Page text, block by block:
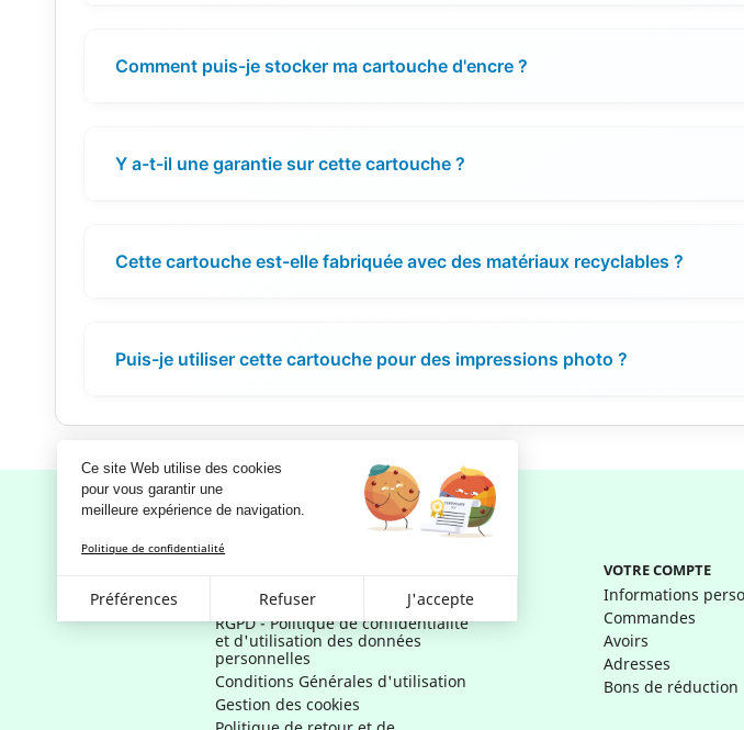
Ce site Web utilise des cookies
pour vous garantir une
meilleure expérience de navigation.
Politique de confidentialité
Préférences Refuser J'accepte
Comment puis-je stocker ma cartouche d'encre ?
Y a-t-il une garantie sur cette cartouche ?
Cette cartouche est-elle fabriquée avec des matériaux recyclables ?
Puis-je utiliser cette cartouche pour des impressions photo ?
Mentions légales
RGPD - Politique de confidentialité
et d'utilisation des données
personnelles
Conditions Générales d'utilisation
Gestion des cookies
VOTRE COMPTE
Informations
Commandes
Avoirs
Adresses
Bons de réduction